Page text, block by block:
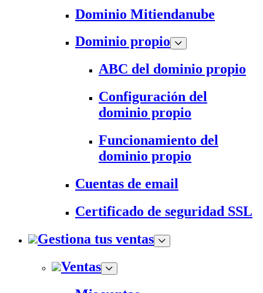
Dominio Mitiendanube
Dominio propio
ABC del dominio propio
Configuración del
dominio propio
Funcionamiento del
dominio propio
Cuentas de email
Certificado de seguridad SSL
Gestiona tus ventas
Ventas